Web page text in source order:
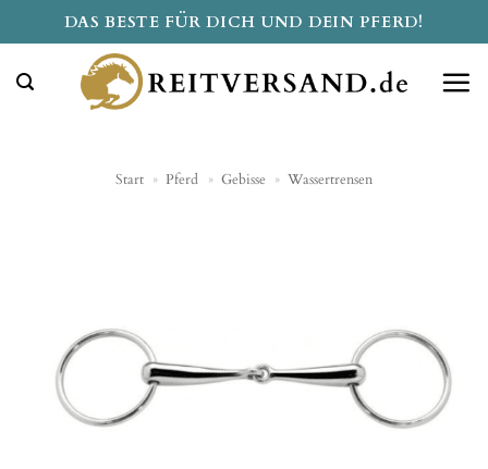
Inhalt
springen
DAS BESTE FÜR DICH UND DEIN PFERD!
Start » Pferd » Gebisse » Wassertrensen